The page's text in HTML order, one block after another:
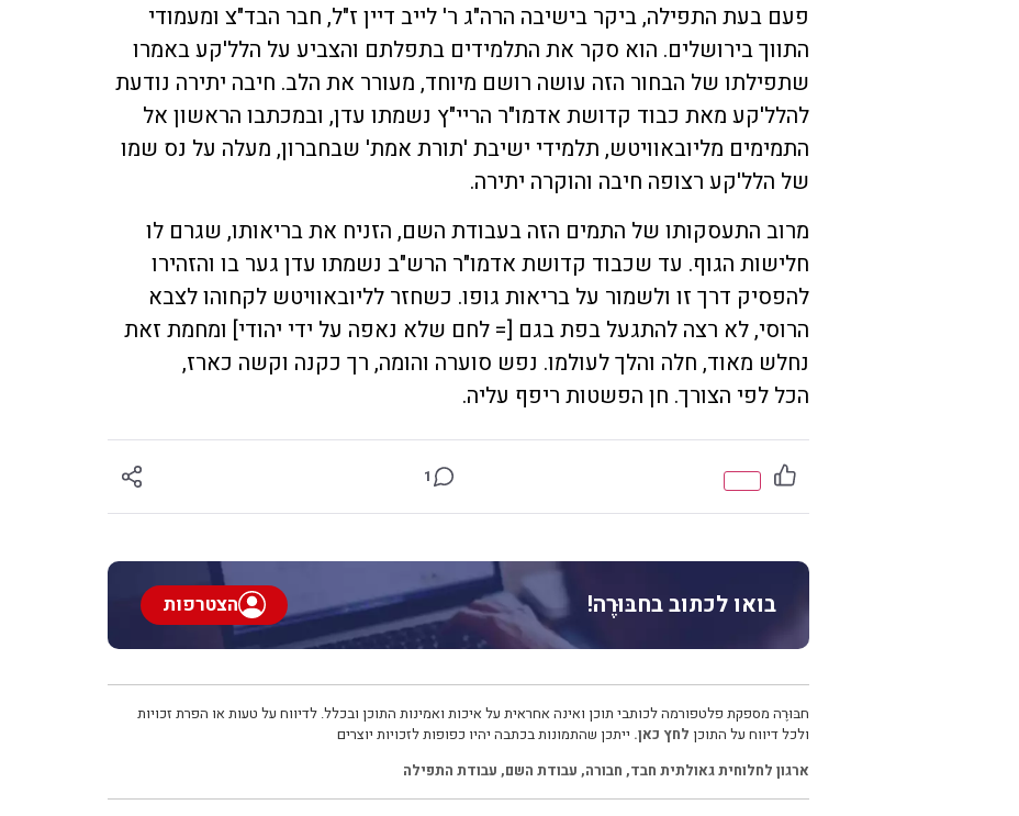
פעם בעת התפילה, ביקר בישיבה הרה"ג ר' לייב דיין ז"ל, חבר הבד"צ ומעמודי
התווך בירושלים. הוא סקר את התלמידים בתפלתם והצביע על הלל'קע באמרו
שתפילתו של הבחור הזה עושה רושם מיוחד, מעורר את הלב. חיבה יתירה נודעת
להלל'קע מאת כבוד קדושת אדמו"ר הריי"ץ נשמתו עדן, ובמכתבו הראשון אל
התמימים מליובאוויטש, תלמידי ישיבת 'תורת אמת' שבחברון, מעלה על נס שמו
של הלל'קע רצופה חיבה והוקרה יתירה.
מרוב התעסקותו של התמים הזה בעבודת השם, הזניח את בריאותו, שגרם לו
חלישות הגוף. עד שכבוד קדושת אדמו"ר הרש"ב נשמתו עדן גער בו והזהירו
להפסיק דרך זו ולשמור על בריאות גופו. כשחזר לליובאוויטש לקחוהו לצבא
הרוסי, לא רצה להתגעל בפת בגם [= לחם שלא נאפה על ידי יהודי] ומחמת זאת
נחלש מאוד, חלה והלך לעולמו. נפש סוערה והומה, רך כקנה וקשה כארז,
הכל לפי הצורך. חן הפשטות ריפף עליה.
1
בואו לכתוב בחבּוּרֶה! הצטרפות
חבּוּרֶה מספקת פלטפורמה לכותבי תוכן ואינה אחראית על איכות ואמינות התוכן ובכלל. לדיווח על טעות או הפרת זכויות
ולכל דיווח על התוכן לחץ כאן. ייתכן שהתמונות בכתבה יהיו כפופות לזכויות יוצרים
ארגון לחלוחית גאולתית חבד, חבורה, עבודת השם, עבודת התפילה